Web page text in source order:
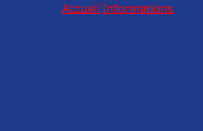
Accueil Informations